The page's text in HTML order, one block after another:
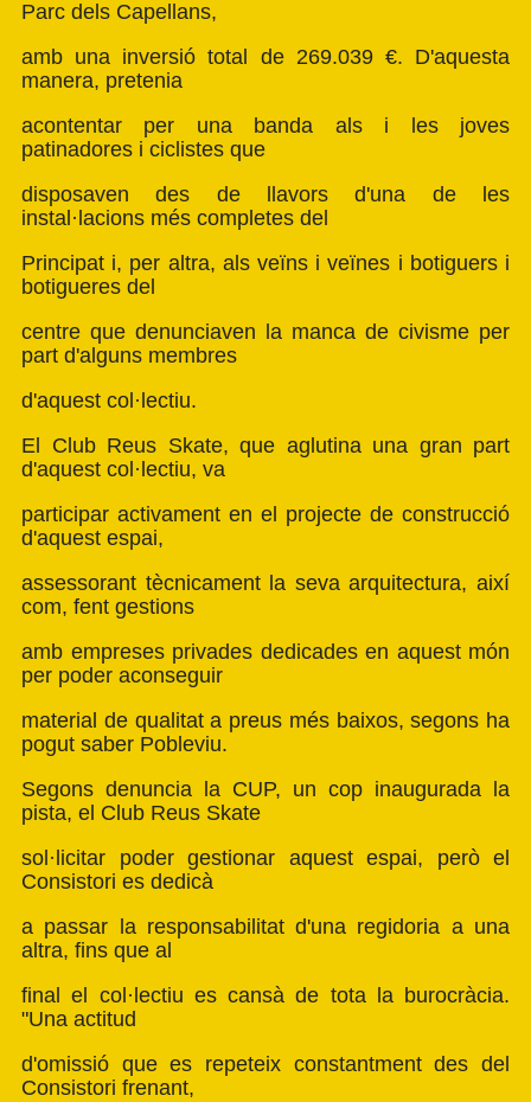
Parc dels Capellans,
amb una inversió total de 269.039 €. D'aquesta
manera, pretenia
acontentar per una banda als i les joves
patinadores i ciclistes que
disposaven des de llavors d'una de les
instal·lacions més completes del
Principat i, per altra, als veïns i veïnes i botiguers i
botigueres del
centre que denunciaven la manca de civisme per
part d'alguns membres
d'aquest col·lectiu.
El Club Reus Skate, que aglutina una gran part
d'aquest col·lectiu, va
participar activament en el projecte de construcció
d'aquest espai,
assessorant tècnicament la seva arquitectura, així
com, fent gestions
amb empreses privades dedicades en aquest món
per poder aconseguir
material de qualitat a preus més baixos, segons ha
pogut saber Pobleviu.
Segons denuncia la CUP, un cop inaugurada la
pista, el Club Reus Skate
sol·licitar poder gestionar aquest espai, però el
Consistori es dedicà
a passar la responsabilitat d'una regidoria a una
altra, fins que al
final el col·lectiu es cansà de tota la burocràcia.
"Una actitud
d'omissió que es repeteix constantment des del
Consistori frenant,